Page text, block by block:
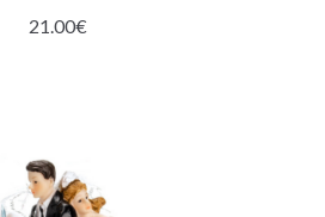
21.00€